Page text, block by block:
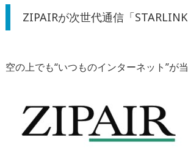
ZIPAIRが次世代通信「STARLINK
空の上でも“いつものインターネット”が